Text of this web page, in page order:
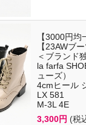
【3000円均
【23AWブー
＜ブランド
la farfa
ューズ）
4cmヒール
LX 581
M-3L 4E
3,300円 (税